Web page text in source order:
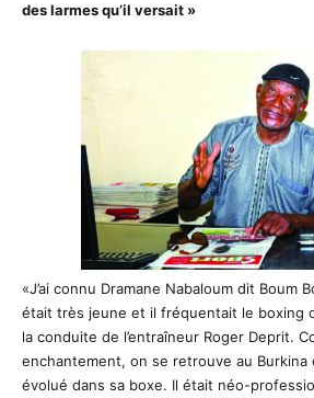
des larmes qu’il versait »
«J’ai connu Dramane Nabaloum dit Boum
était très jeune et il fréquentait le boxing
la conduite de l’entraîneur Roger Deprit.
enchantement, on se retrouve au Burkina
évolué dans sa boxe. Il était néo-